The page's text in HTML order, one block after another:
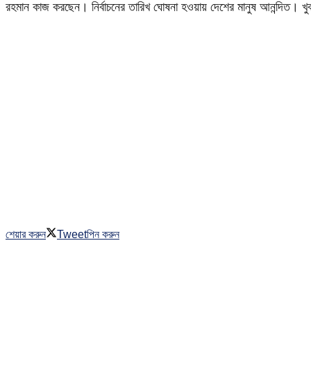
রহমান কাজ করছেন। নির্বাচনের তারিখ ঘোষনা হওয়ায় দেশের মানুষ
শেয়ার করুন Tweetপিন করুন